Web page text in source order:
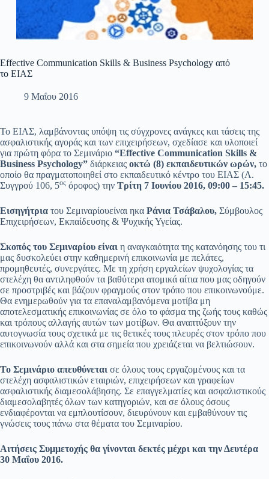
Effective Communication Skills & Business Psychology από
το ΕΙΑΣ
9 Μαΐου 2016
Το ΕΙΑΣ, λαμβάνοντας υπόψη τις σύγχρονες ανάγκες και τάσεις της
ασφαλιστικής αγοράς και των επιχειρήσεων, σχεδίασε και υλοποιεί
για πρώτη φόρα το Σεμινάριο “Effective Communication Skills &
Business Psychology” διάρκειας οκτώ (8) εκπαιδευτικών ωρών, το
οποίο θα πραγματοποιηθεί στο εκπαιδευτικό κέντρο του ΕΙΑΣ (Λ.
Συγγρού 106, 5ος όροφος) την Τρίτη 7 Ιουνίου 2016, 09:00 – 15:45.
Εισηγήτρια του Σεμιναρίουείναι ηκα Ράνια Τσάβαλου, Σύμβουλος
Επιχειρήσεων, Εκπαίδευσης & Ψυχικής Υγείας.
Σκοπός του Σεμιναρίου είναι η αναγκαιότητα της κατανόησης του τι
μας δυσκολεύει στην καθημερινή επικοινωνία με πελάτες,
προμηθευτές, συνεργάτες. Με τη χρήση εργαλείων ψυχολογίας τα
στελέχη θα αντιληφθούν τα βαθύτερα ατομικά αίτια που μας οδηγούν
σε προστριβές και βάζουν φραγμούς στον τρόπο που επικοινωνούμε.
Θα ενημερωθούν για τα επαναλαμβανόμενα μοτίβα μη
αποτελεσματικής επικοινωνίας σε όλο το φάσμα της ζωής τους καθώς
και τρόπους αλλαγής αυτών των μοτίβων. Θα αναπτύξουν την
αυτογνωσία τους σχετικά με τις θετικές τους πλευρές στον τρόπο που
επικοινωνούν αλλά και στα σημεία που χρειάζεται να βελτιώσουν.
Το Σεμινάριο απευθύνεται σε όλους τους εργαζομένους και τα
στελέχη ασφαλιστικών εταιριών, επιχειρήσεων και γραφείων
ασφαλιστικής διαμεσολάβησης. Σε επαγγελματίες και ασφαλιστικούς
διαμεσολαβητές όλων των κατηγοριών, και σε όλους όσους
ενδιαφέρονται να εμπλουτίσουν, διευρύνουν και εμβαθύνουν τις
γνώσεις τους πάνω στα θέματα του Σεμιναρίου.
Αιτήσεις Συμμετοχής θα γίνονται δεκτές μέχρι και την Δευτέρα
30 Μαΐου 2016.